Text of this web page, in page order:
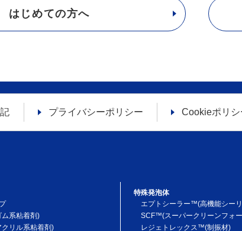
はじめての方へ
プライバシーポリシー Cookieポリシ
系粘着剤)
リル系粘着剤)
特殊発泡体
エプトシーラー™(高機能シー
SCF™(スーパークリーンフォ
レジェトレックス™(制振材)